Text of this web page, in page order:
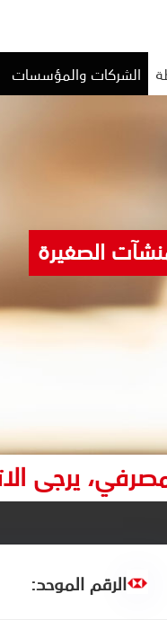
الشركات والمؤسسات
الصغيرة
يرجى
الرقم الموحد: